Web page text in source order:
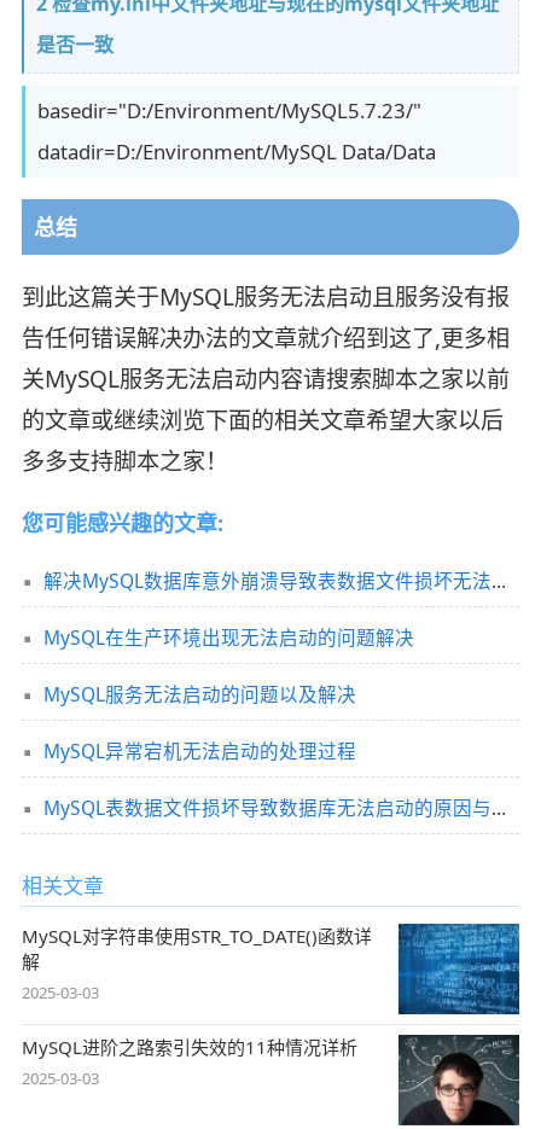
是否一致
basedir="D:/Environment/MySQL5.7.23/"
datadir=D:/Environment/MySQL Data/Data
总结
到此这篇关于MySQL服务无法启动且服务没有报
告任何错误解决办法的文章就介绍到这了,更多相
关MySQL服务无法启动内容请搜索脚本之家以前
的文章或继续浏览下面的相关文章希望大家以后
多多支持脚本之家！
您可能感兴趣的文章:
解决MySQL数据库意外崩溃导致表数据文件损坏无法启动的问题
MySQL在生产环境出现无法启动的问题解决
MySQL服务无法启动的问题以及解决
MySQL异常宕机无法启动的处理过程
MySQL表数据文件损坏导致数据库无法启动的原因与解决方案
相关文章
MySQL对字符串使用STR_TO_DATE()函数详
解
2025-03-03
MySQL进阶之路索引失效的11种情况详析
2025-03-03